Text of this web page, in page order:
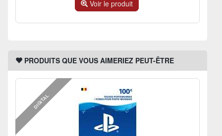
Voir le produit
PRODUITS QUE VOUS AIMERIEZ PEUT-ÊTRE
DIGITAL